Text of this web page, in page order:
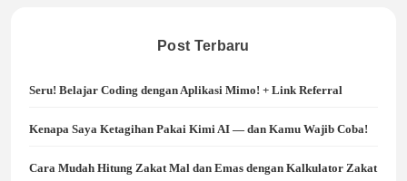
Post Terbaru
Seru! Belajar Coding dengan Aplikasi Mimo! + Link Referral
Kenapa Saya Ketagihan Pakai Kimi AI — dan Kamu Wajib Coba!
Cara Mudah Hitung Zakat Mal dan Emas dengan Kalkulator Zakat